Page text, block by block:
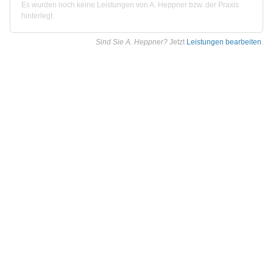
Es wurden noch keine Leistungen von A. Heppner bzw. der Praxis
hinterlegt.
Sind Sie A. Heppner? Jetzt Leistungen bearbeiten.